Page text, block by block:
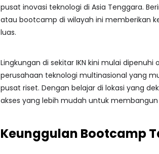
pusat inovasi teknologi di Asia Tenggara.
atau bootcamp di wilayah ini memberikan
luas.
Lingkungan di sekitar IKN kini mulai
perusahaan teknologi multinasional yang
pusat riset. Dengan belajar di lokasi yang
akses yang lebih mudah untuk
Keunggulan Bootcamp